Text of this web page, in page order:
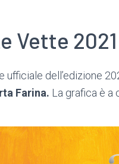
Vette
ufficiale dell’edizione
Farina. La grafica è a